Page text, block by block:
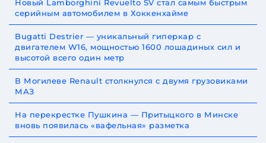
Новый Lamborghini Revuelto SV стал самым быстрым
серийным автомобилем в Хоккенхайме
Bugatti Destrier — уникальный гиперкар с
двигателем W16, мощностью 1600 лошадиных сил и
высотой всего один метр
В Могилеве Renault столкнулся с двумя грузовиками
МАЗ
На перекрестке Пушкина — Притыцкого в Минске
вновь появилась «вафельная» разметка